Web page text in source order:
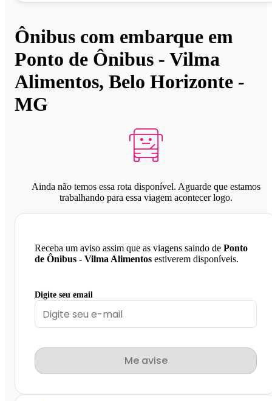
Ônibus com embarque em
Ponto de Ônibus - Vilma
Alimentos, Belo Horizonte -
MG
Ainda não temos essa rota disponível. Aguarde que estamos
trabalhando para essa viagem acontecer logo.
Receba um aviso assim que as viagens saindo de Ponto
de Ônibus - Vilma Alimentos estiverem disponíveis.
Digite seu email
Me avise